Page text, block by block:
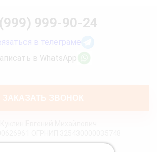
999-90-24
в телеграме
в WhatsApp
ЗАКАЗАТЬ ЗВОНОК